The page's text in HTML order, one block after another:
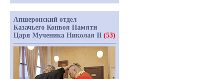
Апшеронский отдел
Казачьего Конвоя Памяти
Царя Мученика Николая II (53)